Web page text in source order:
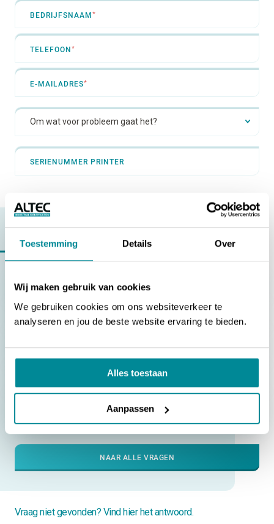
Toestemming Details Over
Wij maken gebruik van cookies
We gebruiken cookies om ons websiteverkeer te
analyseren en jou de beste website ervaring te bieden.
Alles toestaan
Aanpassen
BEDRIJFSNAAM*
TELEFOON*
E-MAILADRES*
SERIENUMMER PRINTER
LOOP JE TEGEN EEN PROBLEEM AAN?
Vind het antwoord opjouw vraag
[ATP-300/600 Pro] | Hoe installeer ik de printerdriver?
[ATP-300/600 Pro] | Hoe plaats ik een rol labels?
[ATP-300/600 Pro] | Wat moet ik doen bij de foutmelding:
NAAR ALLE VRAGEN
Vraag niet gevonden? Vind hier het antwoord.